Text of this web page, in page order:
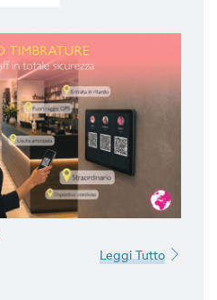
Leggi Tutto